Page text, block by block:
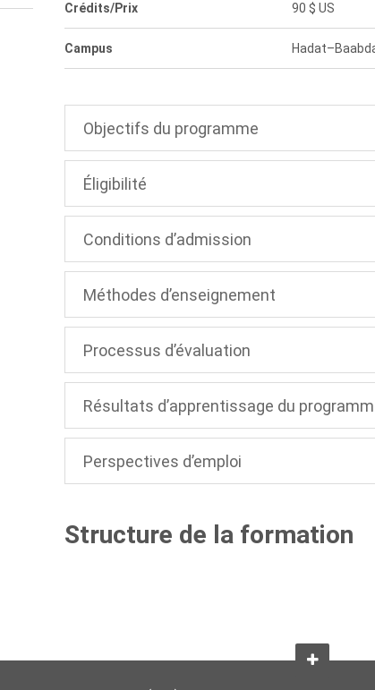
Crédits/Prix 90 $ US
Campus
Objectifs du programme
Éligibilité
Conditions d’admission
Méthodes d’enseignement
Processus d’évaluation
Résultats d’apprentissage du
Perspectives d’emploi
Structure de la formation